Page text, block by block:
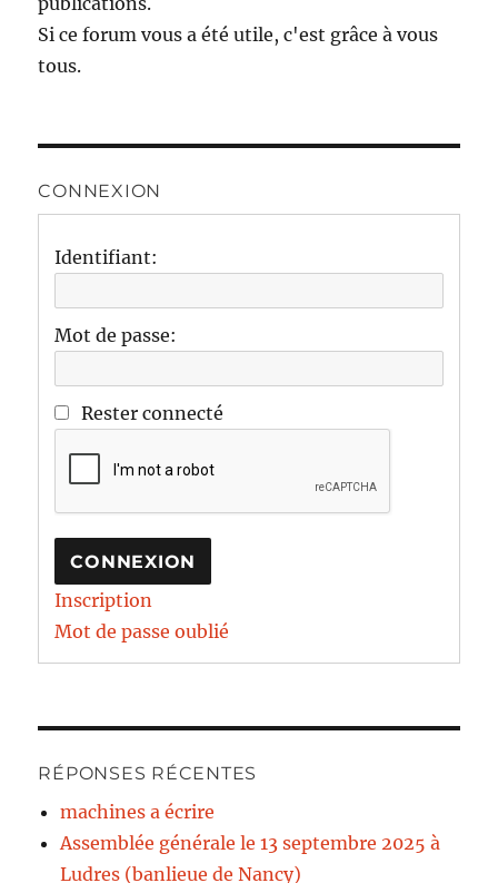
Si ce forum vous a été utile, c'est grâce à vous
tous.
CONNEXION
Identifiant:
Mot de passe:
Rester connecté
CONNEXION
Inscription
Mot de passe oublié
RÉPONSES RÉCENTES
machines a écrire
Assemblée générale le 13 septembre 2025 à
Ludres (banlieue de Nancy)